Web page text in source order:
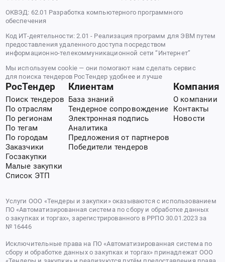
ОКВЭД: 62.01 Разработка компьютерного программного
обеспечения
Код ИТ-деятельности: 2.01 - Реализация программ для ЭВМ путем
предоставления удаленного доступа посредством
информационно-телекоммуникационной сети “Интернет”
Мы используем cookie — они помогают нам сделать сервис
для поиска тендеров РосТендер удобнее и лучше
РосТендер
Поиск тендеров
По отраслям
По регионам
По тегам
По городам
Заказчики
Госзакупки
Малые закупки
Список ЭТП
Клиентам
База знаний
Тендерное сопровождение
Электронная подпись
Аналитика
Предложения от партнеров
Победители тендеров
Компания
О компании
Контакты
Новости
Услуги ООО «Тендеры и закупки» оказываются с использованием
ПО «Автоматизированная система по сбору и обработке данных
о закупках и торгах», зарегистрированного в РРПО 30.01.2023 за
№ 16446
Исключительные права на ПО «Автоматизированная система по
сбору и обработке данных о закупках и торгах» принадлежат ООО